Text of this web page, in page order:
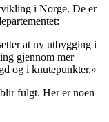
i Norge. De er
at ny utbygging i
gjennom mer
og i knutepunkter.»
fulgt. Her er noen